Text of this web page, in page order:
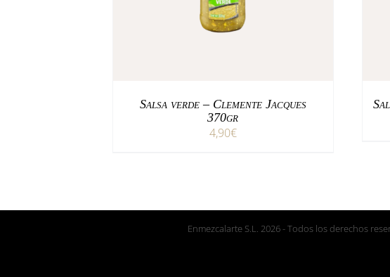
Salsa verde – Clemente Jacques
370gr
4,90€
Enmezcalarte S.L. 2026 - Todos los derechos